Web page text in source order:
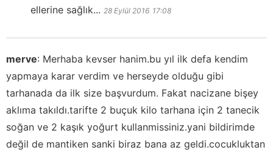
ellerine sağlık... 28 Eylül 2016 17:08
merve: Merhaba kevser hanim.bu yıl ilk defa kendim
yapmaya karar verdim ve herseyde olduğu gibi
tarhanada da ilk size başvurdum. Fakat nacizane bişey
aklıma takıldı.tarifte 2 buçuk kilo tarhana için 2 tanecik
soğan ve 2 kaşık yoğurt kullanmissiniz.yani bildirimde
değil de mantiken sanki biraz bana az geldi.cocukluktan